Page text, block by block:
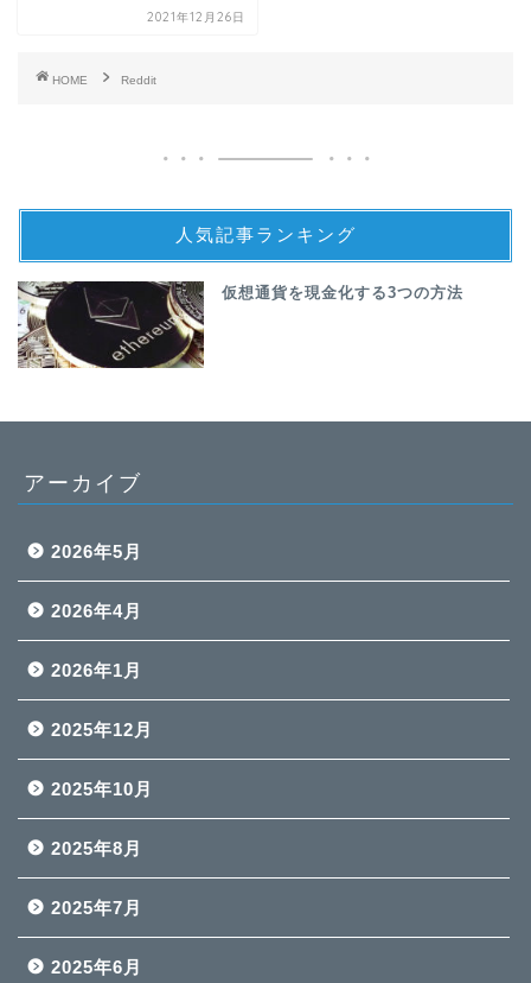
2021年12月26日
HOME Reddit
人気記事ランキング
仮想通貨を現金化する3つの方法
アーカイブ
2026年5月
2026年4月
2026年1月
2025年12月
2025年10月
2025年8月
2025年7月
2025年6月